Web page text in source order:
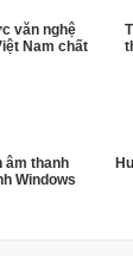
văn nghệ
Nam chất
âm thanh
Windows